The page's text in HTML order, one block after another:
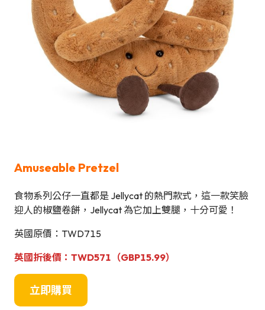
Amuseable Pretzel
食物系列公仔一直都是 Jellycat 的熱門款式，這一款笑臉
迎人的椒鹽卷餅，Jellycat 為它加上雙腿，十分可愛！
英國原價：TWD715
英國折後價：TWD571（GBP15.99）
立即購買